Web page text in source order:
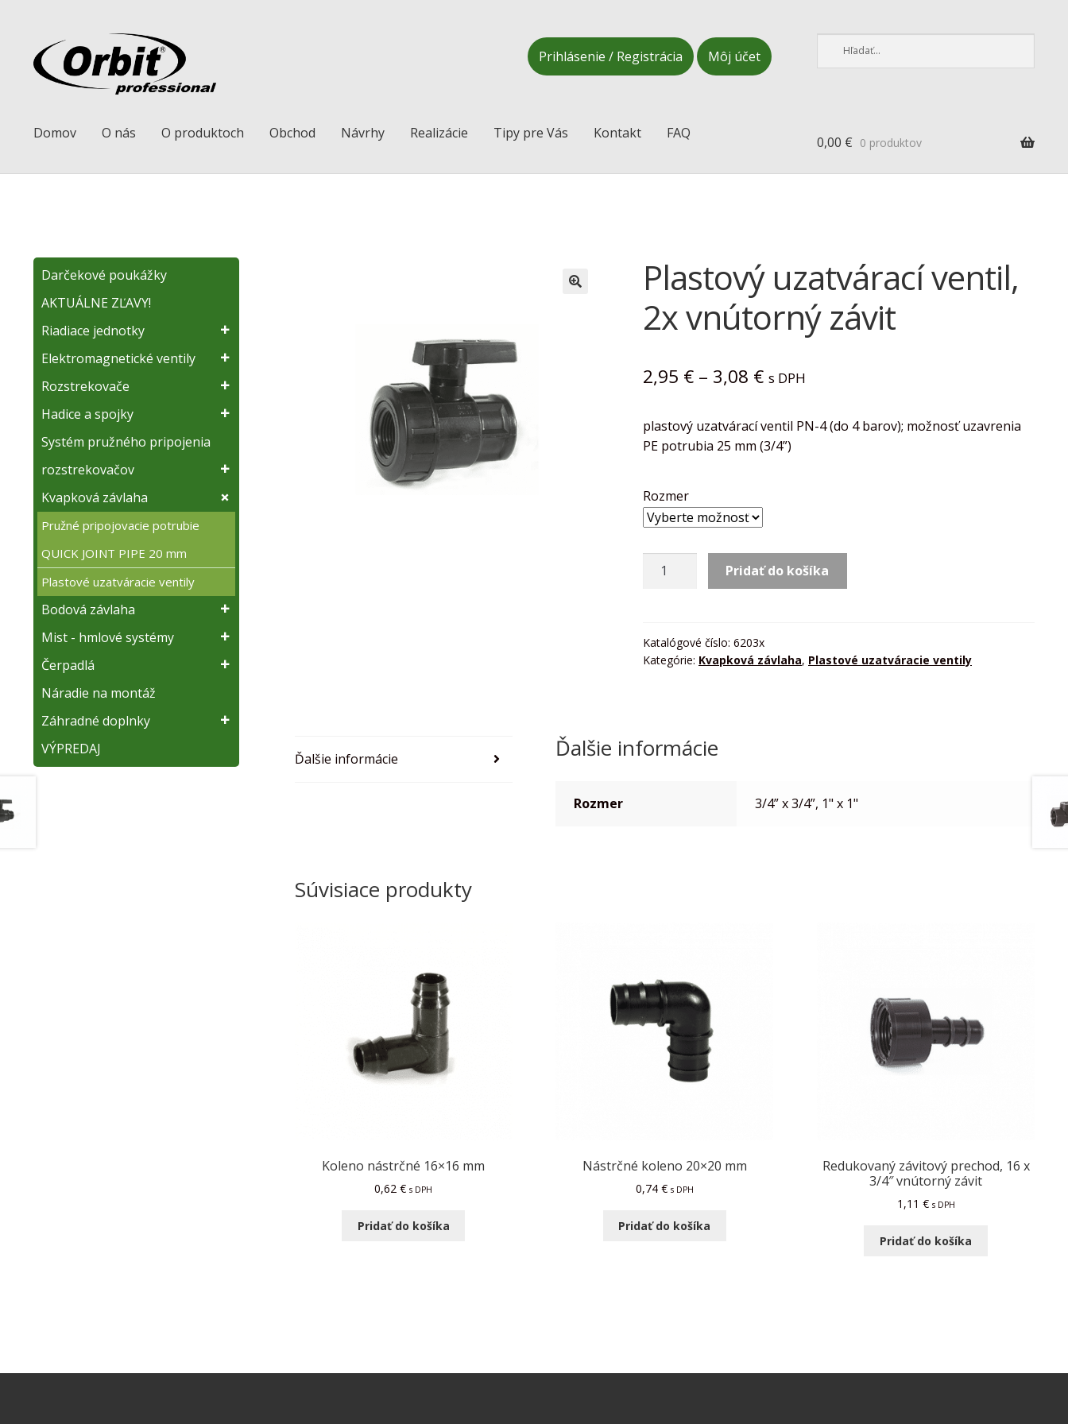
Preskočiť
na
navigáciu
Preskočiť
na
obsah
Prihlásenie / Registrácia Môj účet
Domov O nás O produktoch Obchod Návrhy Realizácie Tipy pre Vás Kontakt FAQ
0,00 € 0 produktov
Plastový uzatvárací ventil,
2x vnútorný závit
2,95 € – 3,08 € s DPH
plastový uzatvárací ventil PN-4 (do 4 barov); možnosť uzavrenia
PE potrubia 25 mm (3/4”)
Rozmer
množstvo
2x
vnútorný
Pridať do košíka
Katalógové číslo: 6203x
Kategórie: Kvapková závlaha, Plastové uzatváracie ventily
Ďalšie informácie Ďalšie informácie
Rozmer 3/4” x 3/4”, 1" x 1"
Súvisiace produkty
Koleno nástrčné 16×16 mm
0,62€ s DPH
Pridať do košíka
Nástrčné koleno 20×20 mm
0,74 € s DPH
Pridať do košíka
Redukovaný závitový prechod, 16 x
3/4″ vnútorný závit
1,11 € s DPH
Pridať do košíka
Darčekové poukážky
AKTUÁLNE ZĽAVY!
Riadiace jednotky
Elektromagnetické ventily
Rozstrekovače
Hadice a spojky
Systém pružného pripojenia
rozstrekovačov
Kvapková závlaha
Pružné pripojovacie potrubie
QUICK JOINT PIPE 20 mm
Plastové uzatváracie ventily
Bodová závlaha
Mist - hmlové systémy
Čerpadlá
Náradie na montáž
Záhradné doplnky
VÝPREDAJ